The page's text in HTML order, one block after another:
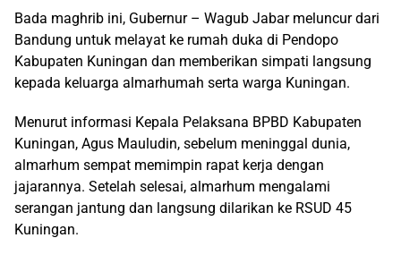
Bada maghrib ini, Gubernur – Wagub Jabar meluncur dari
Bandung untuk melayat ke rumah duka di Pendopo
Kabupaten Kuningan dan memberikan simpati langsung
kepada keluarga almarhumah serta warga Kuningan.
Menurut informasi Kepala Pelaksana BPBD Kabupaten
Kuningan, Agus Mauludin, sebelum meninggal dunia,
almarhum sempat memimpin rapat kerja dengan
jajarannya. Setelah selesai, almarhum mengalami
serangan jantung dan langsung dilarikan ke RSUD 45
Kuningan.